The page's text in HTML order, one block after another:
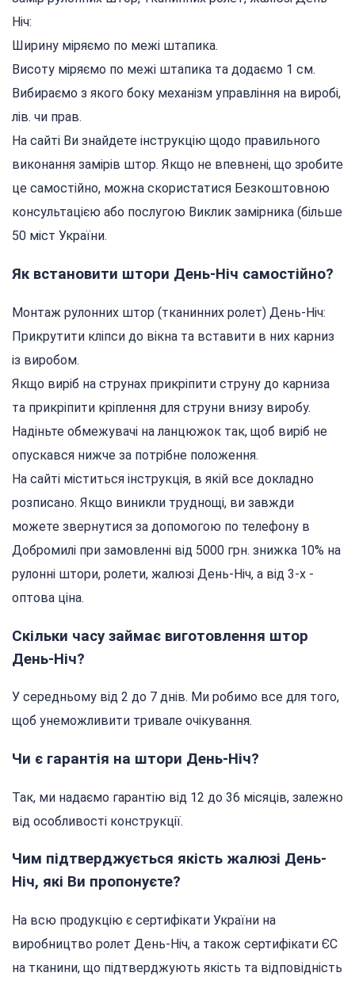
Ніч:
Ширину міряємо по межі штапика.
Висоту міряємо по межі штапика та додаємо 1 см.
Вибираємо з якого боку механізм управління на виробі,
лів. чи прав.
На сайті Ви знайдете інструкцію щодо правильного
виконання замірів штор. Якщо не впевнені, що зробите
це самостійно, можна скористатися Безкоштовною
консультацією або послугою Виклик замірника (більше
50 міст України.
Як встановити штори День-Ніч самостійно?
Монтаж рулонних штор (тканинних ролет) День-Ніч:
Прикрутити кліпси до вікна та вставити в них карниз
із виробом.
Якщо виріб на струнах прикріпити струну до карниза
та прикріпити кріплення для струни внизу виробу.
Надіньте обмежувачі на ланцюжок так, щоб виріб не
опускався нижче за потрібне положення.
На сайті міститься інструкція, в якій все докладно
розписано. Якщо виникли труднощі, ви завжди
можете звернутися за допомогою по телефону в
Добромилі при замовленні від 5000 грн. знижка 10% на
рулонні штори, ролети, жалюзі День-Ніч, а від 3-х -
оптова ціна.
Скільки часу займає виготовлення штор
День-Ніч?
У середньому від 2 до 7 днів. Ми робимо все для того,
щоб унеможливити тривале очікування.
Чи є гарантія на штори День-Ніч?
Так, ми надаємо гарантію від 12 до 36 місяців, залежно
від особливості конструкції.
Чим підтверджується якість жалюзі День-
Ніч, які Ви пропонуєте?
На всю продукцію є сертифікати України на
виробництво ролет День-Ніч, а також сертифікати ЄС
на тканини, що підтверджують якість та відповідність